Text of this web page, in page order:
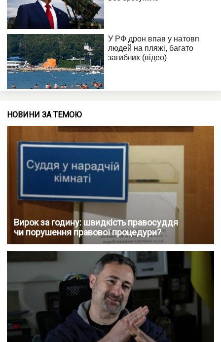
НОВИНИ ЗА ТЕМОЮ
Вирок за годину: швидкість правосуддя
чи порушення правової процедури?